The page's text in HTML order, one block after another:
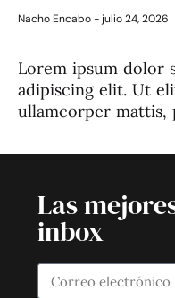
Nacho Encabo julio 24, 2026
Lorem ipsum dolor
adipiscing elit. Ut
ullamcorper mattis,
Las
inbox